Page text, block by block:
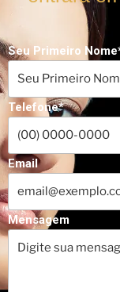
Seu Primeiro
Telefone*
Email
Mensagem